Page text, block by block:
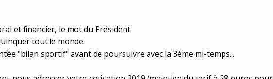
et financier, le mot du Président.
tout le monde.
"bilan sportif" avant de poursuivre avec la 3ème mi-temps...